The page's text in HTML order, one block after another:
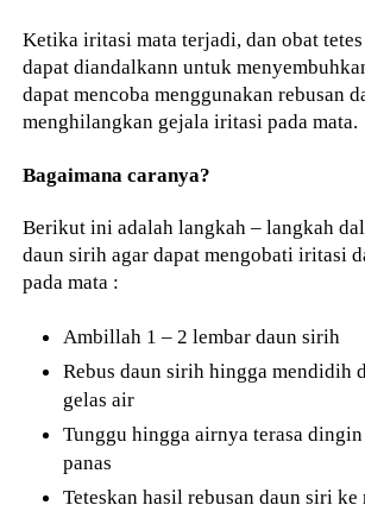
Ketika iritasi mata terjadi, dan obat
dapat diandalkann untuk
dapat mencoba menggunakan rebusan
menghilangkan gejala iritasi pada mata.
Bagaimana caranya?
Berikut ini adalah langkah – langkah
daun sirih agar dapat mengobati iritasi
pada mata :
Ambillah 1 – 2 lembar daun sirih
Rebus daun sirih hingga mendidih
gelas air
Tunggu hingga airnya terasa
panas
Teteskan hasil rebusan daun siri ke